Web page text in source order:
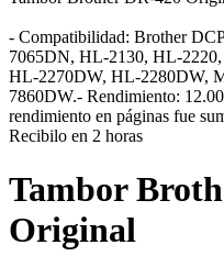
- Compatibilidad: Brother
7065DN, HL-2130, HL-
HL-2270DW, HL-2280DW,
7860DW.- Rendimiento:
rendimiento en páginas fue
Recibilo en 2 horas
Tambor
Original